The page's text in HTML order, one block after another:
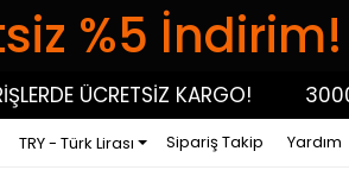
%5 İndirim!
ÜCRETSİZ KARGO! 3000
TRY - Türk Lirası Sipariş Takip Yardım